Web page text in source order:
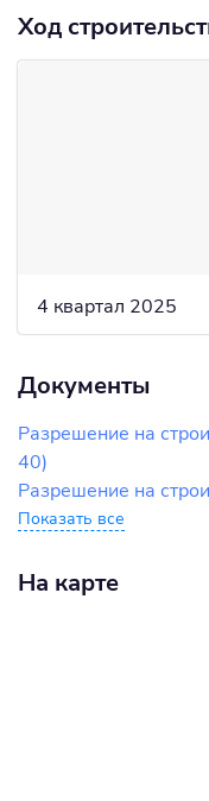
Ход
4 квартал 2025
Документы
Разрешение на
40)
Разрешение на
Показать все
На карте